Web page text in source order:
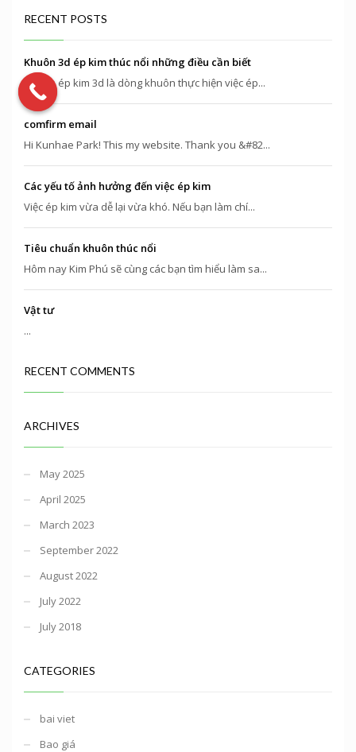
RECENT POSTS
Khuôn 3d ép kim thúc nổi những điều cần biết
Khuôn ép kim 3d là dòng khuôn thực hiện việc ép...
comfirm email
Hi Kunhae Park! This my website. Thank you &#82...
Các yếu tố ảnh hưởng đến việc ép kim
Việc ép kim vừa dễ lại vừa khó. Nếu bạn làm chí...
Tiêu chuẩn khuôn thúc nổi
Hôm nay Kim Phú sẽ cùng các bạn tìm hiểu làm sa...
Vật tư
...
RECENT COMMENTS
ARCHIVES
May 2025
April 2025
March 2023
September 2022
August 2022
July 2022
July 2018
CATEGORIES
bai viet
Bao giá